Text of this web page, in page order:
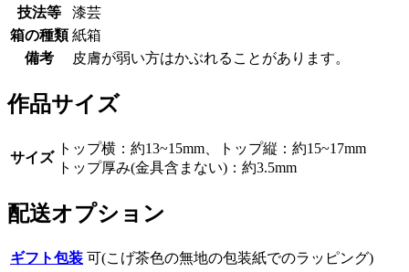
技法等
漆芸
箱の種類 紙箱
備考
皮膚が弱い方はかぶれることがあります。
作品サイズ
サイズ
トップ横：約13~15mm、トップ縦：約15~17mm
トップ厚み(金具含まない)：約3.5mm
配送オプション
ギフト包装 可(こげ茶色の無地の包装紙でのラッピング)